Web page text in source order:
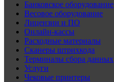
Банковское оборудование
Весовое оборудование
Лицензии и ПО
Онлайн-кассы
Расходные материалы
Сканеры штрихкода
Терминалы сбора данных
Услуги
Чековые принтеры